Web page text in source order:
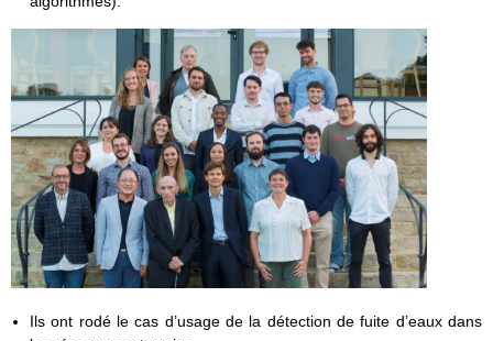
Ils ont rodé le cas d’usage de la détection de fuite d’eaux dans